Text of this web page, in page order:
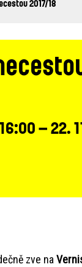
2017/18
– 22.
zve na